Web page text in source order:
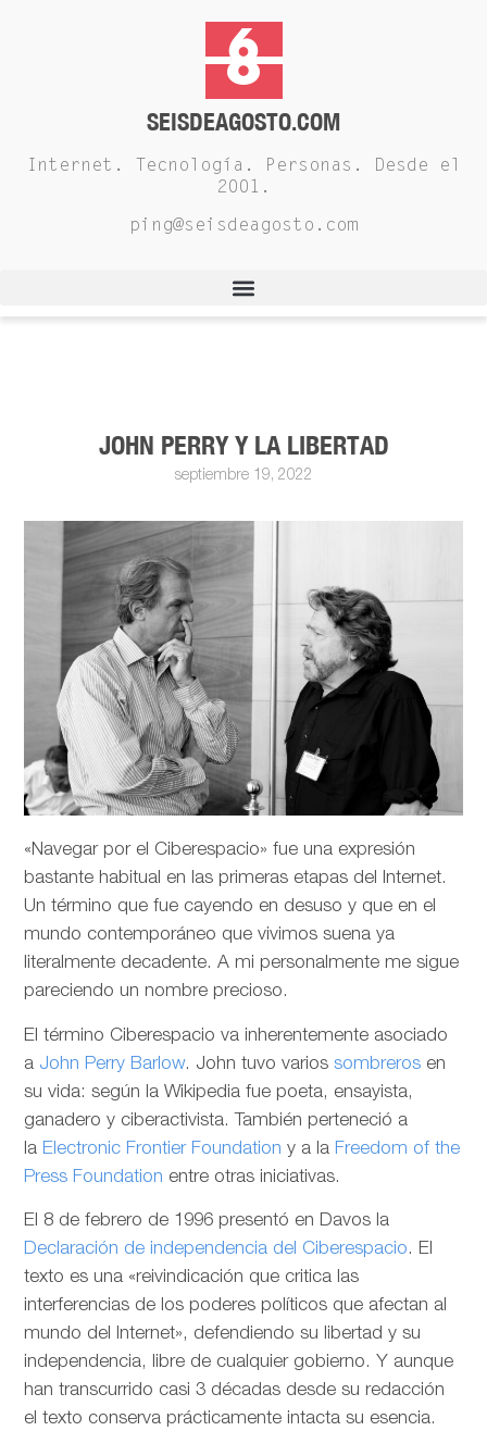
SEISDEAGOSTO.COM
Internet. Tecnología. Personas. Desde el
2001.
ping@seisdeagosto.com
JOHN PERRY Y LA LIBERTAD
septiembre 19, 2022
«Navegar por el Ciberespacio» fue una expresión
bastante habitual en las primeras etapas del Internet.
Un término que fue cayendo en desuso y que en el
mundo contemporáneo que vivimos suena ya
literalmente decadente. A mi personalmente me sigue
pareciendo un nombre precioso.
El término Ciberespacio va inherentemente asociado
a John Perry Barlow. John tuvo variossombreros en
su vida: según la Wikipedia fue poeta, ensayista,
ganadero y ciberactivista. También perteneció a
la Electronic Frontier Foundation y a la Freedom of the
Press Foundation entre otras iniciativas.
El 8 de febrero de 1996 presentó en Davos la
Declaración de independencia del Ciberespacio. El
texto es una «reivindicación que critica las
interferencias de los poderes políticos que afectan al
mundo del Internet», defendiendo su libertad y su
independencia, libre de cualquier gobierno. Y aunque
han transcurrido casi 3 décadas desde su redacción
el texto conserva prácticamente intacta su esencia.